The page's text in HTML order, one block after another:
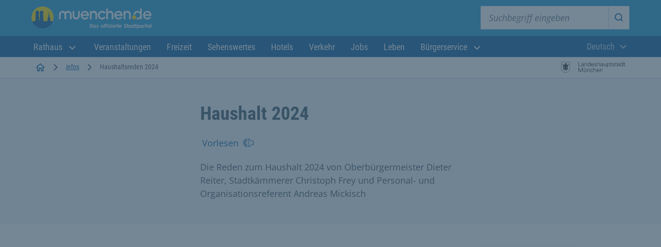
Suche
Rathaus Veranstaltungen Freizeit Sehenswertes Hotels Verkehr Jobs Leben Bürgerservice
Aktuelle
Deutsch
Startseiteinfos Haushaltsreden 2024
Haushalt 2024
Vorlesen
Die Reden zum Haushalt 2024 von Oberbürgermeister Dieter
Reiter, Stadtkämmerer Christoph Frey und Personal- und
Organisationsreferent Andreas Mickisch